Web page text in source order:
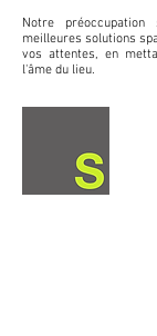
Notre
meilleures solutions
vos attentes, en
l'âme du lieu.